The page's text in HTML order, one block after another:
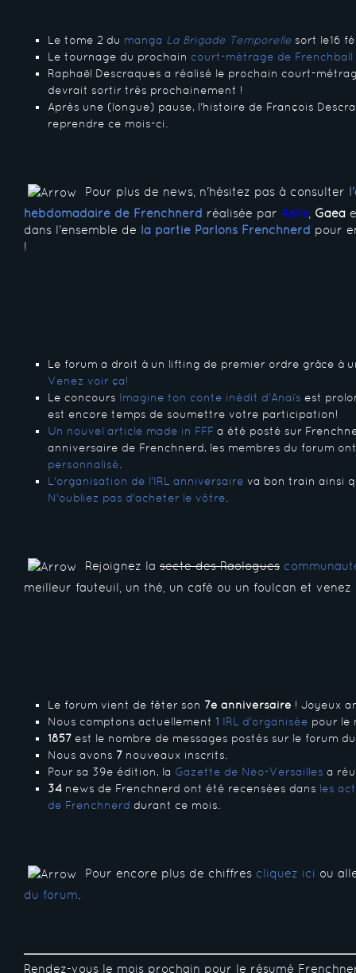
Le tome 2 du manga La Brigade Temporelle sort le16
Le tournage du prochain court-métrage de Frenchball
Raphaël Descraques a réalisé le prochain court-
devrait sortir très prochainement !
Après une (longue) pause, l'histoire de François
reprendre ce mois-ci.
Pour plus de news, n'hésitez pas à consulter
hebdomadaire de Frenchnerd réalisée par Aelis Gaea
dans l'ensemble de la partie Parlons Frenchnerd pour
!
Le forum a droit à un lifting de premier ordre grâce à
Venez voir ça!
Le concours Imagine ton conte inédit d'Anaïs est
est encore temps de soumettre votre participation!
Un nouvel article made in FFF a été posté sur
anniversaire de Frenchnerd, les membres du forum
personnalisé
L'organisation de l'IRL anniversaire va bon train ainsi
N'oubliez pas d'acheter le vôtre
Rejoignez la secte des Raologues
meilleur fauteuil, un thé, un café ou un foulcan et
Le forum vient de fêter son 7e anniversaire ! Joyeux
Nous comptons actuellement 1 IRL d'organisée pour le
1857 est le nombre de messages postés sur le forum
Nous avons 7 nouveaux inscrits.
Pour sa 39e édition, la Gazette de Néo-Versailles a
34 news de Frenchnerd ont été recensées dans les
de Frenchnerd durant ce mois.
Pour encore plus de chiffres cliquez ici ou
du forum
Rendez-vous le mois prochain pour le résumé